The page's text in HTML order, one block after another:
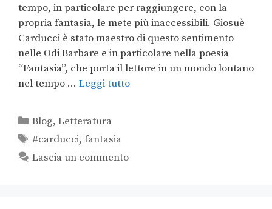
tempo, in particolare per raggiungere, con la
propria fantasia, le mete più inaccessibili. Giosuè
Carducci è stato maestro di questo sentimento
nelle Odi Barbare e in particolare nella poesia
“Fantasia”, che porta il lettore in un mondo lontano
nel tempo … Leggi tutto
Blog,Letteratura
#carducci,fantasia
Lascia un commento